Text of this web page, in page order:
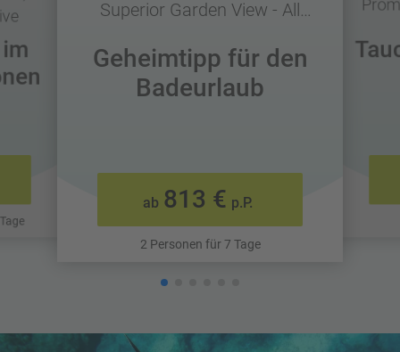
Superior Garden View - All
Geheimtipp für den
Badeurlaub
ab 813 € p.P.
2 Personen für 7 Tage